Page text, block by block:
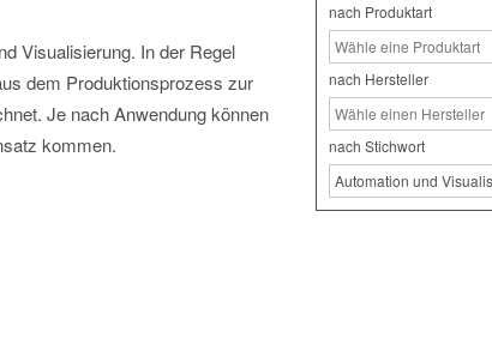
Visualisierung. In der Regel
dem Produktionsprozess zur
Je nach Anwendung können
kommen.
nach Produktart
nach Hersteller
nach Stichwort